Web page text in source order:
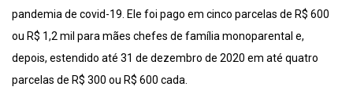
pandemia de covid-19. Ele foi pago em cinco parcelas de R$ 600
ou R$ 1,2 mil para mães chefes de família monoparental e,
depois, estendido até 31 de dezembro de 2020 em até quatro
parcelas de R$ 300 ou R$ 600 cada.